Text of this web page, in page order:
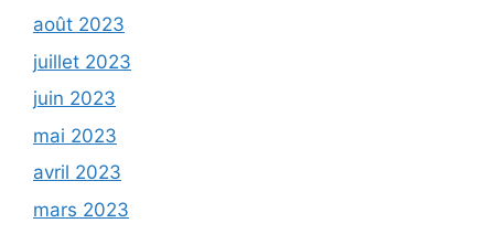
août 2023
juillet 2023
juin 2023
mai 2023
avril 2023
mars 2023